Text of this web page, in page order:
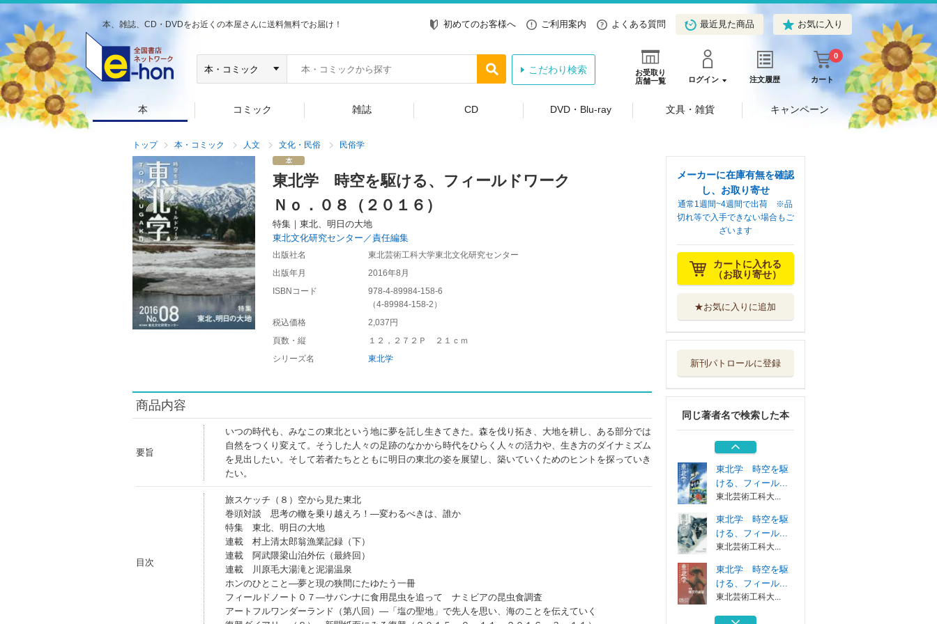
本、雑誌、CD・DVDをお近くの本屋さんに送料無料でお届け！ 初めてのお客様へ ご利用案内 よくある質問 最近見た商品 お気に入り
お受取り
店舗一覧
ログイン 注文履歴 カート
0
こだわり検索
本 コミック 雑誌 CD DVD・Blu-ray 文具・雑貨 キャンペーン
トップ 本・コミック 人文 文化・民俗 民俗学
東北学 時空を駆ける、フィールドワーク
Ｎｏ．０８（２０１６）
特集｜東北、明日の大地
東北文化研究センター／責任編集
出版社名
東北芸術工科大学東北文化研究センター
出版年月
2016年8月
ISBNコード
978-4-89984-158-6
（4-89984-158-2 ）
税込価格
2,037円
頁数・縦
１２，２７２Ｐ ２１ｃｍ
シリーズ名
東北学
商品内容
要旨
いつの時代も、みなこの東北という地に夢を託し生きてきた。森を伐り拓き、大地を耕し、ある部分では
自然をつくり変えて。そうした人々の足跡のなかから時代をひらく人々の活力や、生き方のダイナミズム
を見出したい。そして若者たちとともに明日の東北の姿を展望し、築いていくためのヒントを探っていき
たい。
目次
旅スケッチ（８）空から見た東北
巻頭対談 思考の轍を乗り越えろ！―変わるべきは、誰か
特集 東北、明日の大地
連載 村上清太郎翁漁業記録（下）
連載 阿武隈梁山泊外伝（最終回）
連載 川原毛大湯滝と泥湯温泉
ホンのひとこと―夢と現の狭間にたゆたう一冊
フィールドノート０７―サバンナに食用昆虫を追って ナミビアの昆虫食調査
アートフルワンダーランド（第八回）―「塩の聖地」で先人を思い、海のことを伝えていく
メーカーに在庫有無を確認
し、お取り寄せ
通常1週間~4週間で出荷 ※品
切れ等で入手できない場合もご
ざいます
カートに入れる
（お取り寄せ）
★お気に入りに追加
新刊パトロールに登録
同じ著者名で検索した本
東北学 時空を駆
ける、フィール...
東北学 時空を駆
東北芸術工科大...
東北学 時空を駆
ける、フィール...
東北芸術工科大...
東北学 時空を駆
ける、フィール...
東北芸術工科大...
東北学 時空を駆
ける、フィール...
東北芸術工科大...
東北学 時空を駆
ける、フィール...
東北芸術工科大...
東北学 時空を駆